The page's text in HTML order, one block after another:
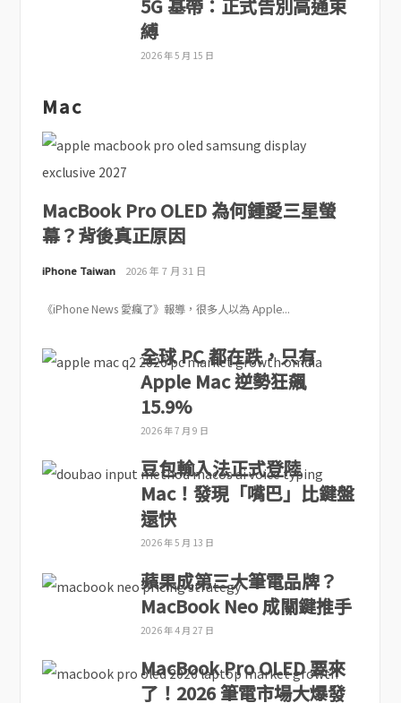
5G 基帶：正式告別高通束
縛
2026 年 5 月 15 日
Mac
MacBook Pro OLED 為何鍾愛三星螢
幕？背後真正原因
iPhone Taiwan 2026 年 7 月 31 日
《iPhone News 愛瘋了》報導，很多人以為 Apple...
全球 PC 都在跌，只有
Apple Mac 逆勢狂飆
15.9%
2026 年 7 月 9 日
豆包輸入法正式登陸
Mac！發現「嘴巴」比鍵盤
還快
2026 年 5 月 13 日
蘋果成第三大筆電品牌？
MacBook Neo 成關鍵推手
2026 年 4 月 27 日
MacBook Pro OLED 要來
了！2026 筆電市場大爆發